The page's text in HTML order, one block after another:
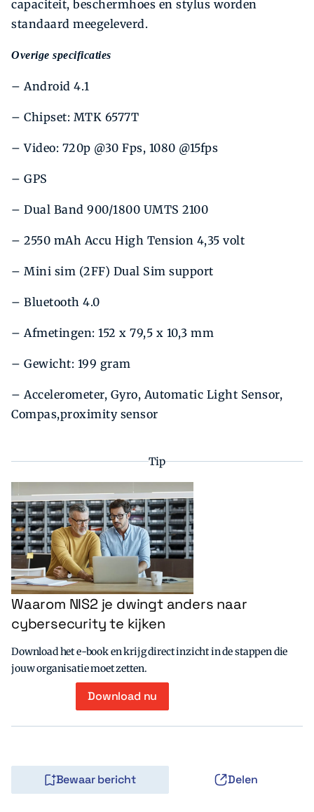
capaciteit, beschermhoes en stylus worden
standaard meegeleverd.
Overige specificaties
– Android 4.1
– Chipset: MTK 6577T
– Video: 720p @30 Fps, 1080 @15fps
– GPS
– Dual Band 900/1800 UMTS 2100
– 2550 mAh Accu High Tension 4,35 volt
– Mini sim (2FF) Dual Sim support
– Bluetooth 4.0
– Afmetingen: 152 x 79,5 x 10,3 mm
– Gewicht: 199 gram
– Accelerometer, Gyro, Automatic Light Sensor,
Compas,proximity sensor
Tip
Waarom NIS2 je dwingt anders naar
cybersecurity te kijken
Download het e-book en krijg direct inzicht in de stappen die
jouw organisatie moet zetten.
Download nu
Bewaar bericht Delen